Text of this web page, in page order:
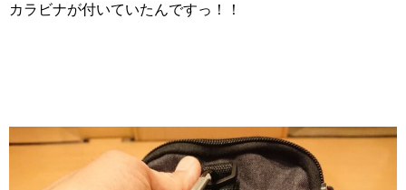
カラビナが付いていたんですっ！！